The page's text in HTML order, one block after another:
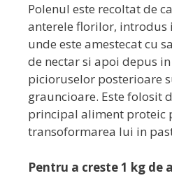
Polenul este recoltat de
anterele florilor, introdus
unde este amestecat cu
de nectar si apoi depus in
picioruselor posterioare
grauncioare. Este folosit
principal aliment proteic
transoformarea lui in
Pentru a creste 1 kg de